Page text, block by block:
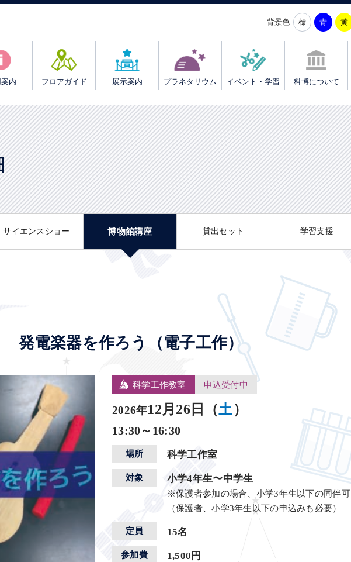
内 フロアガイド 展示案内 プラネタリウム イベント・学習 科博について
背景色
サイエンスショー 博物館講座 貸出セット 学習支援
発電楽器を作ろう（電子工作）
科学工作教室 申込受付中
2026年12月26日（土）
13:30～16:30
場所 科学工作室
対象 小学4年生〜中学生
※保護者参加の場合、小学3年生以下の同伴可
（保護者、小学3年生以下の申込みも必要）
定員 15名
参加費 1,500円